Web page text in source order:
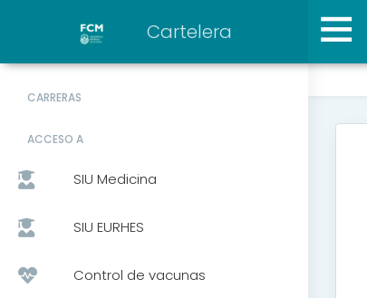
Cartelera
CARRERAS
ACCESO A
SIU Medicina
SIU EURHES
Control de vacunas